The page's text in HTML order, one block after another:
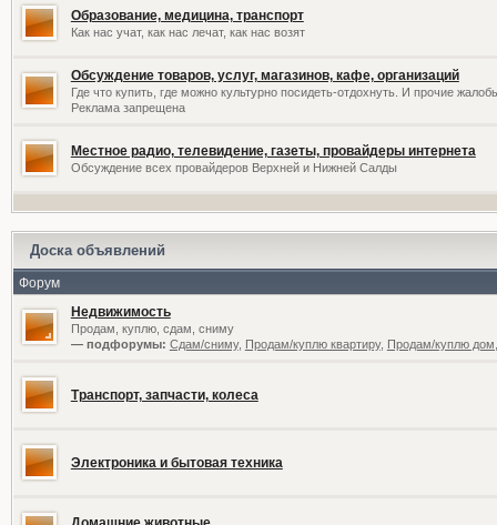
Образование, медицина, транспорт
Как нас учат, как нас лечат, как нас возят
Обсуждение товаров, услуг, магазинов, кафе, организаций
Где что купить, где можно культурно посидеть-отдохнуть. И прочие
Реклама запрещена
Местное радио, телевидение, газеты, провайдеры интернета
Обсуждение всех провайдеров Верхней и Нижней Салды
Доска объявлений
Форум
Недвижимость
Продам, куплю, сдам, сниму
— подфорумы: Сдам/сниму, Продам/куплю квартиру, Продам/куплю
Транспорт, запчасти, колеса
Электроника и бытовая техника